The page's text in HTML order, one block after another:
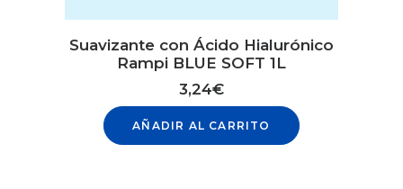
Suavizante con Ácido Hialurónico
Rampi BLUE SOFT 1L
3,24€
AÑADIR AL CARRITO